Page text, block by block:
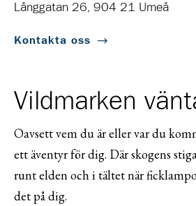
Långgatan 26, 904 21 Umeå
Kontakta oss
Vildmarken
Oavsett vem du är eller var du
ett äventyr för dig. Där skogens
runt elden och i tältet när
det på dig.